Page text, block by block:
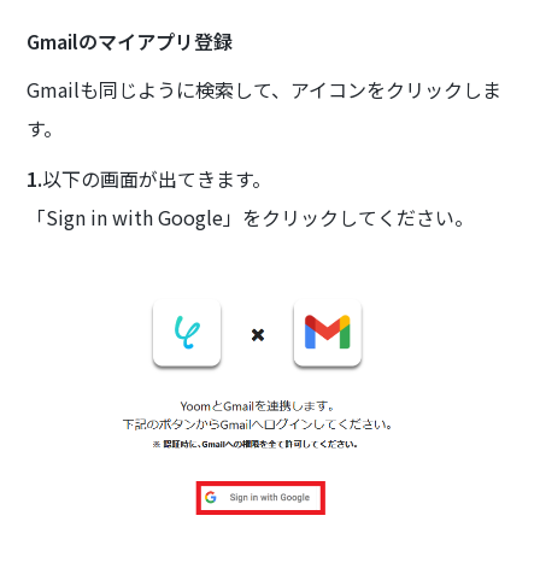
Gmailのマイアプリ登録
Gmailも同じように検索して、アイコンをクリックしま
す。
1.以下の画面が出てきます。
「Sign in with Google」をクリックしてください。